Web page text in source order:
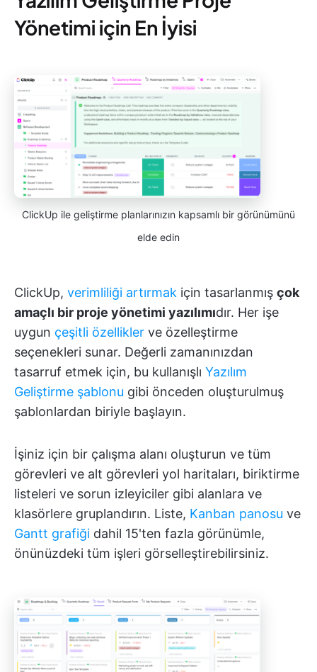
Yönetimi için En İyisi
ClickUp ile geliştirme planlarınızın kapsamlı bir görünümünü
elde edin
ClickUp, verimliliği artırmak için tasarlanmış çok
amaçlı bir proje yönetimi yazılımıdır. Her işe
uygun çeşitli özellikler ve özelleştirme
seçenekleri sunar. Değerli zamanınızdan
tasarruf etmek için, bu kullanışlı Yazılım
Geliştirme şablonu gibi önceden oluşturulmuş
şablonlardan biriyle başlayın.
İşiniz için bir çalışma alanı oluşturun ve tüm
görevleri ve alt görevleri yol haritaları, biriktirme
listeleri ve sorun izleyiciler gibi alanlara ve
klasörlere gruplandırın. Liste, Kanban panosu ve
Gantt grafiği dahil 15'ten fazla görünümle,
önünüzdeki tüm işleri görselleştirebilirsiniz.